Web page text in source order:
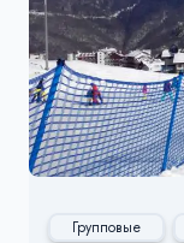
Групповые